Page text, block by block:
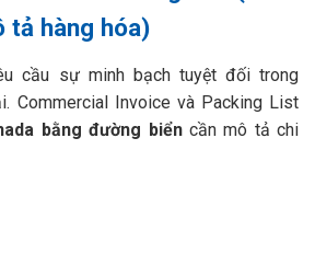
tả hàng hóa)
cầu sự minh bạch tuyệt đối trong
Commercial Invoice và Packing List
bằng đường biểncần mô tả chi